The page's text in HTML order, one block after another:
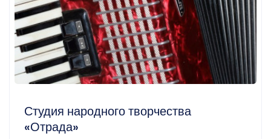
Студия народного творчества
«Отрада»